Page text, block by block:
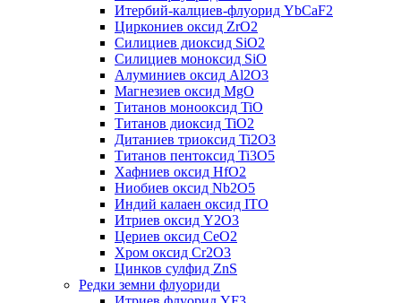
Итербий-калциев-флуорид YbCaF2
Циркониев оксид ZrO2
Силициев диоксид SiO2
Силициев моноксид SiO
Алуминиев оксид Al2O3
Магнезиев оксид MgO
Титанов монооксид TiO
Титанов диоксид TiO2
Дитаниев триоксид Ti2O3
Титанов пентоксид Ti3O5
Хафниев оксид HfO2
Ниобиев оксид Nb2O5
Индий калаен оксид ITO
Итриев оксид Y2O3
Цериев оксид CeO2
Хром оксид Cr2O3
Цинков сулфид ZnS
Редки земни флуориди